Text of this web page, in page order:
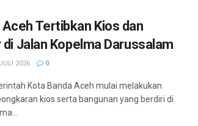
Tertibkan Kios dan
di Jalan Kopelma Darussalam
2026 0
Kota Banda Aceh mulai melakukan
kios serta bangunan yang berdiri di